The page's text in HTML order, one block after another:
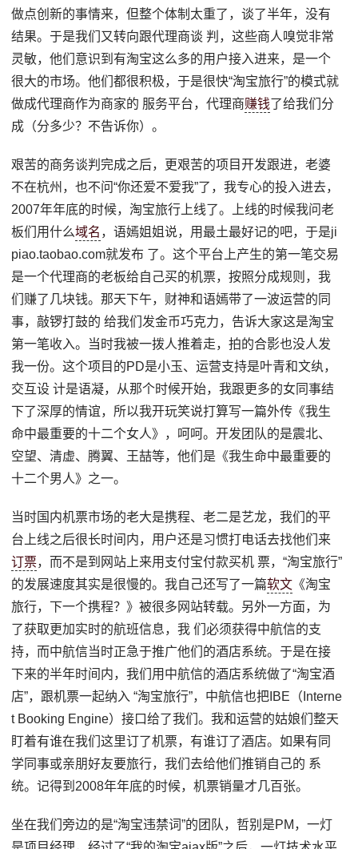
做点创新的事情来，但整个体制太重了，谈了半年，没有
结果。于是我们又转向跟代理商谈 判，这些商人嗅觉非常
灵敏，他们意识到有淘宝这么多的用户接入进来，是一个
很大的市场。他们都很积极，于是很快“淘宝旅行”的模式就
做成代理商作为商家的 服务平台，代理商赚钱了给我们分
成（分多少？不告诉你）。
艰苦的商务谈判完成之后，更艰苦的项目开发跟进，老婆
不在杭州，也不问“你还爱不爱我”了，我专心的投入进去，
2007年年底的时候，淘宝旅行上线了。上线的时候我问老
板们用什么域名 ，语嫣姐姐说，用最土最好记的吧，于是ji
piao.taobao.com就发布 了。这个平台上产生的第一笔交易
是一个代理商的老板给自己买的机票，按照分成规则，我
们赚了几块钱。那天下午，财神和语嫣带了一波运营的同
事，敲锣打鼓的 给我们发金币巧克力，告诉大家这是淘宝
第一笔收入。当时我被一拨人推着走，拍的合影也没人发
我一份。这个项目的PD是小玉、运营支持是叶青和文纨，
交互设 计是语凝，从那个时候开始，我跟更多的女同事结
下了深厚的情谊，所以我开玩笑说打算写一篇外传《我生
命中最重要的十二个女人》，呵呵。开发团队的是震北、
空望、清虚、腾翼、王喆等，他们是《我生命中最重要的
十二个男人》之一。
当时国内机票市场的老大是携程、老二是艺龙，我们的平
台上线之后很长时间内，用户还是习惯打电话去找他们来
订票，而不是到网站上来用支付宝付款买机 票，“淘宝旅行”
的发展速度其实是很慢的。我自己还写了一篇软文 《淘宝
旅行，下一个携程？》被很多网站转载。另外一方面，为
了获取更加实时的航班信息，我 们必须获得中航信的支
持，而中航信当时正急于推广他们的酒店系统。于是在接
下来的半年时间内，我们用中航信的酒店系统做了“淘宝酒
店”，跟机票一起纳入 “淘宝旅行”，中航信也把IBE（Interne
t Booking Engine）接口给了我们。我和运营的姑娘们整天
盯着有谁在我们这里订了机票，有谁订了酒店。如果有同
学同事或亲朋好友要旅行，我们去给他们推销自己的 系
统。记得到2008年年底的时候，机票销量才几百张。
坐在我们旁边的是“淘宝违禁词”的团队，哲别是PM，一灯